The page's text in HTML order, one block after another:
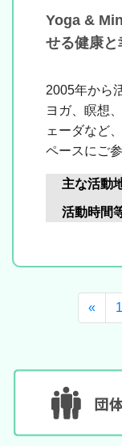
Yoga &
せる健康と
2005年から
ヨガ、瞑想、
ェーダなど、
ペースにご
ープです。
主な活動
活動時間
« 1